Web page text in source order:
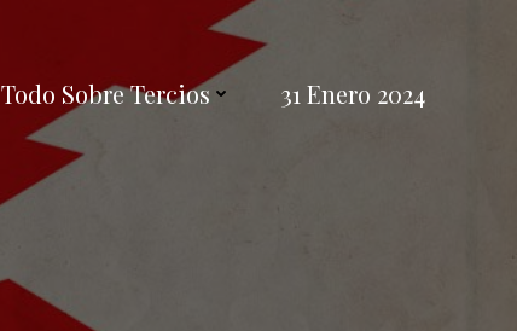
Todo Sobre Tercios 31 Enero 2024